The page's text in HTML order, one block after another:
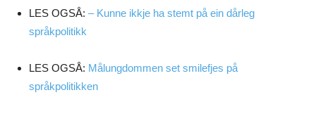
LES OGSÅ: – Kunne ikkje ha stemt på ein dårleg
språkpolitikk
LES OGSÅ: Målungdommen set smilefjes på
språkpolitikken